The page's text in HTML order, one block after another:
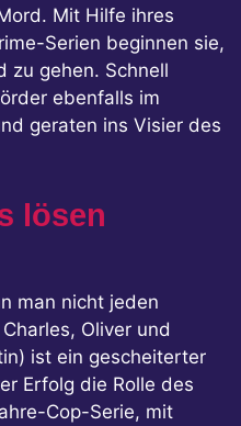
Mit Hilfe ihres
Serien beginnen sie,
zu gehen. Schnell
ebenfalls im
geraten ins Visier des
lösen
man nicht jeden
Oliver und
ist ein gescheiterter
Erfolg die Rolle des
Cop-Serie, mit